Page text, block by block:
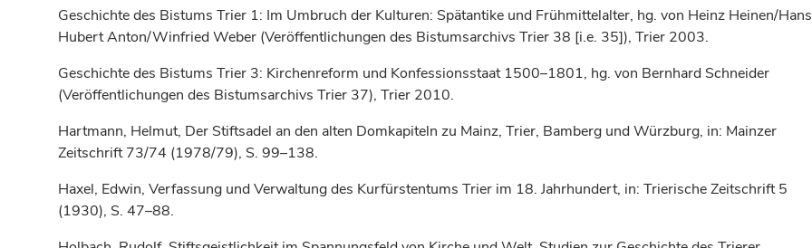
Geschichte des Bistums Trier 1: Im Umbruch der Kulturen: Spätantike und Frühmittelalter, hg. von Heinz Heinen/Hans
Hubert Anton/Winfried Weber (Veröffentlichungen des Bistumsarchivs Trier 38 [i.e. 35]), Trier 2003.
Geschichte des Bistums Trier 3: Kirchenreform und Konfessionsstaat 1500–1801, hg. von Bernhard Schneider
(Veröffentlichungen des Bistumsarchivs Trier 37), Trier 2010.
Hartmann, Helmut, Der Stiftsadel an den alten Domkapiteln zu Mainz, Trier, Bamberg und Würzburg, in: Mainzer
Zeitschrift 73/74 (1978/79), S. 99–138.
Haxel, Edwin, Verfassung und Verwaltung des Kurfürstentums Trier im 18. Jahrhundert, in: Trierische Zeitschrift 5
(1930), S. 47–88.